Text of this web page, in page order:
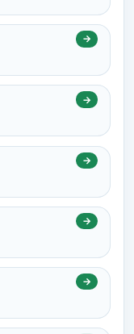
→
→
→
→
→